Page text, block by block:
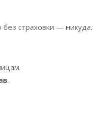
страховки — никуда.
.